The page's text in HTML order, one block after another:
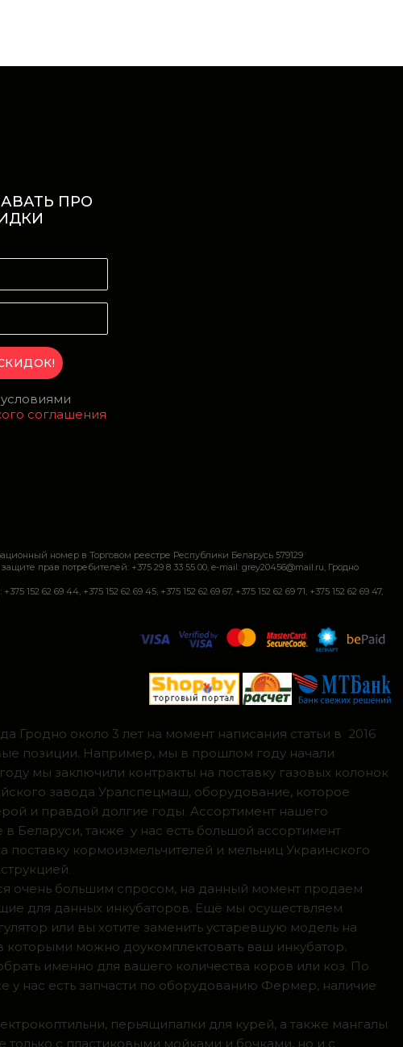
ПРО
соглашения
номер в Торговом реестре Республики Беларусь 579129
прав потребителей: +375 29 8 33 55 00, e-mail: grey20456@mail.ru, Гродно
62 69 44, +375 152 62 69 45, +375 152 62 69 67, +375 152 62 69 71, +375 152 62 69 47,
Гродно около 3 лет на момент написания статьи в 2016
позиции. Например, мы в прошлом году начали
мы заключили контракты на поставку газовых колонок
завода Уралспецмаш, оборудование, которое
и правдой долгие годы. Ассортимент нашего
Беларуси, также у нас есть большой ассортимент
кормоизмельчителей и мельниц Украинского
очень большим спросом, на данный момент продаем
для данных инкубаторов. Ещё мы осуществляем
или вы хотите заменить устаревшую модель на
можно доукомплектовать ваш инкубатор.
именно для вашего количества коров или коз. По
у нас есть запчасти по оборудованию Фермер, наличие
перьящипалки для курей, а также мангалы
с пластиковыми мойками и бочками, но и с